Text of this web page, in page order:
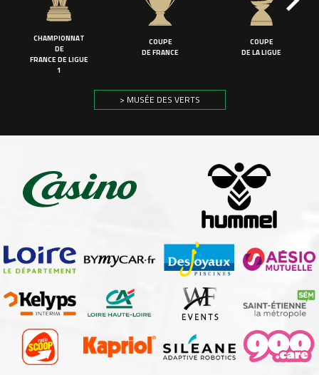
CHAMPIONNAT
DE
FRANCE DE LIGUE
1
COUPE
DE FRANCE
COUPE
DE LA LIGUE
> MUSÉE DES VERTS